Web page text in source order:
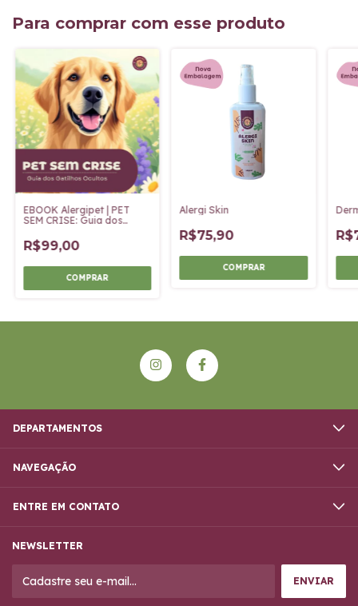
Para comprar com esse produto
EBOOK Alergipet | PET
SEM CRISE: Guia dos
R$99,00
Alergi Skin
R$75,90
DEPARTAMENTOS
NAVEGAÇÃO
ENTRE EM CONTATO
NEWSLETTER